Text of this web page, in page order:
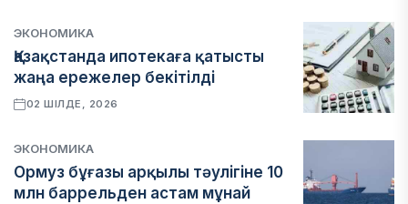
ЭКОНОМИКА
Қазақстанда ипотекаға қатысты
жаңа ережелер бекітілді
02 ШІЛДЕ, 2026
ЭКОНОМИКА
Ормуз бұғазы арқылы тәулігіне 10
млн баррельден астам мұнай